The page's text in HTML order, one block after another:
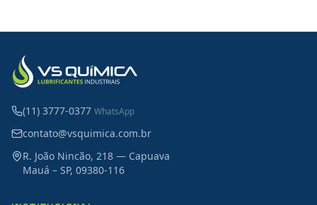
(11) 3777-0377 WhatsApp
contato@vsquimica.com.br
R. João Nincão, 218 — Capuava
Mauá – SP, 09380-116